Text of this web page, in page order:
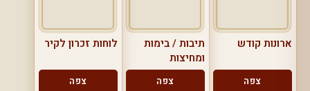
ארונות קודש
צפה
תיבות / בימות
ומחיצות
צפה
לוחות זכרון לקיר
צפה